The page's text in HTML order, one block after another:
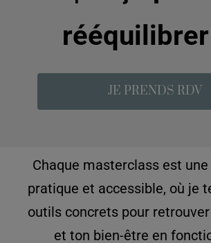
rééquilibrer
JE PRENDS RDV
Chaque masterclass est
pratique et accessible, où je
outils concrets pour
et ton bien-être en